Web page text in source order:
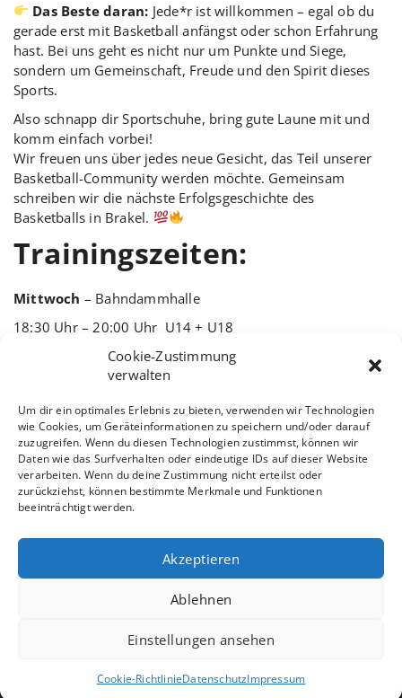
Cookie-Zustimmung
verwalten
Um dir ein optimales Erlebnis zu bieten, verwenden wir Technologien
wie Cookies, um Geräteinformationen zu speichern und/oder darauf
zuzugreifen. Wenn du diesen Technologien zustimmst, können wir
Daten wie das Surfverhalten oder eindeutige IDs auf dieser Website
verarbeiten. Wenn du deine Zustimmung nicht erteilst oder
zurückziehst, können bestimmte Merkmale und Funktionen
beeinträchtigt werden.
Akzeptieren
Ablehnen
Einstellungen ansehen
Cookie-RichtlinieDatenschutzImpressum
Das Beste daran: Jede*r ist willkommen – egal ob du
gerade erst mit Basketball anfängst oder schon Erfahrung
hast. Bei uns geht es nicht nur um Punkte und Siege,
sondern um Gemeinschaft, Freude und den Spirit dieses
Sports.
Also schnapp dir Sportschuhe, bring gute Laune mit und
komm einfach vorbei!
Wir freuen uns über jedes neue Gesicht, das Teil unserer
Basketball-Community werden möchte. Gemeinsam
schreiben wir die nächste Erfolgsgeschichte des
Basketballs in Brakel.
Trainingszeiten:
Mittwoch – Bahndammhalle
18:30 Uhr – 20:00 Uhr U14 + U18
– Grundschulhalle Klöckerstraße
19:00 Uhr – 21:00 Uhr U18 + Herren
Ansprechpartner:
Tom Götz (U18+ Herren) 015758470312
Milot Gashi (U14+ U18) 015231092057